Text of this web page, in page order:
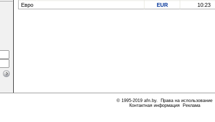
Евро
EUR 10:23
© 1995-2019 afn.by. Права на использование
Контактная информация
Реклама